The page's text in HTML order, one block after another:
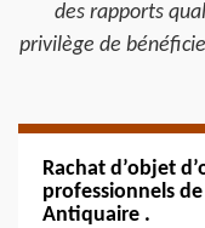
des rapports
privilège de
Rachat d’objet
professionnels
Antiquaire .